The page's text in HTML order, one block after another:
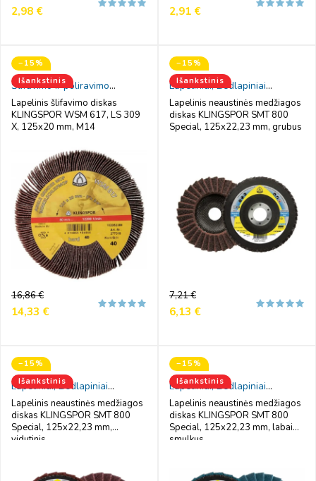
kaina
2,98 €
kaina
2,91 €
−15%
Išankstinis
Šlifavimo ir poliravimo
ritinėliai, cilindrai
Lapelinis šlifavimo diskas
KLINGSPOR WSM 617, LS 309
X, 125x20 mm, M14
Reguliari
kaina
16,86 €
Kaina
14,33 €
−15%
Išankstinis
Lapeliniai, žiedlapiniai
šlifavimo diskai
Lapelinis neaustinės medžiagos
diskas KLINGSPOR SMT 800
Special, 125x22,23 mm, grubus
Reguliari
kaina
7,21 €
Kaina
6,13 €
−15%
Išankstinis
Lapeliniai, žiedlapiniai
šlifavimo diskai
Lapelinis neaustinės medžiagos
diskas KLINGSPOR SMT 800
Special, 125x22,23 mm,
vidutinis
−15%
Išankstinis
Lapeliniai, žiedlapiniai
šlifavimo diskai
Lapelinis neaustinės medžiagos
diskas KLINGSPOR SMT 800
Special, 125x22,23 mm, labai
smulkus